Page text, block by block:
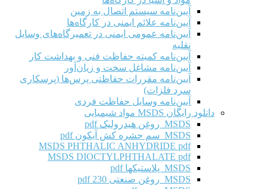
آیین‌نامه سیستم اتصال به زمین
آیین‌نامه علائم ایمنی در کارگاه‌ها
آیین‌نامه عمومی ایمنی در تعمیرگاه‌های وسایل
نقلیه
آیین‌نامه کمیته حفاظت فنی و بهداشت کار
آیین‌نامه مشاغل سخت و زیان‌آور
آیین‌نامه مقررات حفاظتی پرس‌ها (پرسکاری
سرد فلزات)
آیین‌نامه وسایل حفاظت فردی
دانلود رایگان MSDS مواد شیمیایی
MSDS روغن هیدرولیک pdf
MSDS سم حشره کش آیکون pdf
MSDS PHTHALIC ANHYDRIDE pdf
MSDS DIOCTYLPHTHALATE pdf
MSDS پلاستیکها pdf
MSDS روغن صنعتی 230 pdf